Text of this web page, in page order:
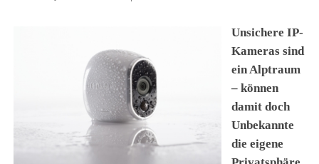
Unsichere IP-
Kameras sind
ein Alptraum
– können
damit doch
Unbekannte
die eigene